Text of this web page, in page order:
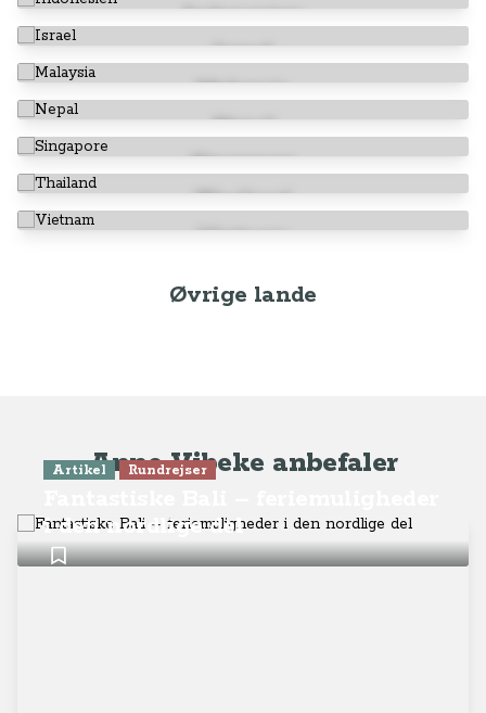
Indonesien
Israel
Malaysia
Nepal
Singapore
Thailand
Vietnam
Øvrige lande
Anne-Vibeke anbefaler
Artikel Rundrejser
i den nordlige del